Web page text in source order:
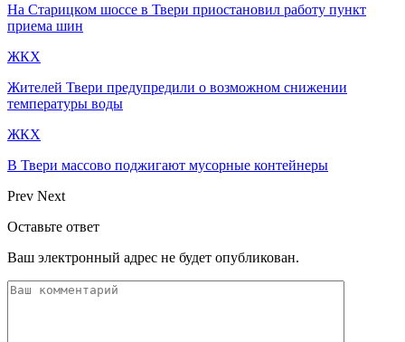
На Старицком шоссе в Твери приостановил работу пункт
приема шин
ЖКХ
Жителей Твери предупредили о возможном снижении
температуры воды
ЖКХ
В Твери массово поджигают мусорные контейнеры
Prev Next
Оставьте ответ
Ваш электронный адрес не будет опубликован.